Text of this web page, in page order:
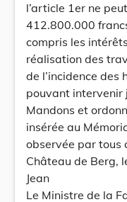
l’article 1er ne
412.800.000
compris les
réalisation des
de l’incidence des
pouvant intervenir
Mandons et
insérée au
observée par tous
Château de Berg,
Jean
Le Ministre de la